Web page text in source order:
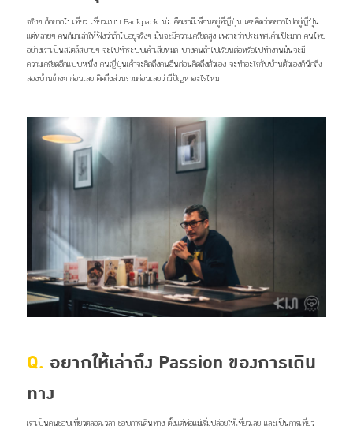
จริงๆ ก็อยากไปเที่ยว เที่ยวแบบ Backpack น่ะ คือเรามีเพื่อนอยู่ที่ญี่ปุ่น เคยคิดว่าอยากไปอยู่ญี่ปุ่น
แต่หลายๆ คนก็มาเล่าให้ฟังว่าถ้าไปอยู่จริงๆ มันจะมีความเครียดสูง เพราะว่าประเทศเค้าเป๊ะมาก คนไทย
อย่างเราเป็นสไตล์สบายๆ จะไปทำระบบเค้าเสียหมดบางคนถ้าไปเรียนต่อหรือไปทำงานมันจะมี
ความเครียดอีกแบบหนึ่ง คนญี่ปุ่นเค้าจะคิดถึงคนอื่นก่อนคิดถึงตัวเอง จะทำอะไรกับบ้านตัวเองก็นึกถึง
สองบ้านข้างๆ ก่อนเลย คิดถึงส่วนรวมก่อนเลยว่ามีปัญหาอะไรไหม
Q. อยากให้เล่าถึง Passion ของการเดิน
ทาง